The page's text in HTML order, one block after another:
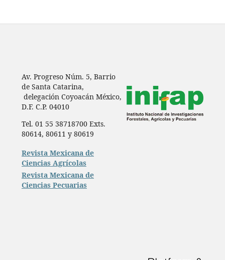
Av. Progreso Núm. 5, Barrio
de Santa Catarina,
delegación Coyoacán México,
D.F. C.P. 04010
Tel. 01 55 38718700 Exts.
80614, 80611 y 80619
Revista Mexicana de
Ciencias Agrícolas
Revista Mexicana de
Ciencias Pecuarias